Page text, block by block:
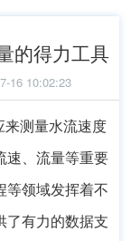
的得力工具
16 10:02:23
来测量水流速度
速、流量等重要
等领域发挥着不
了有力的数据支